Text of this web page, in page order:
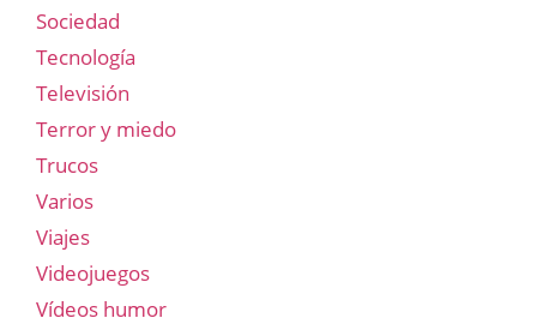
Sociedad
Tecnología
Televisión
Terror y miedo
Trucos
Varios
Viajes
Videojuegos
Vídeos humor